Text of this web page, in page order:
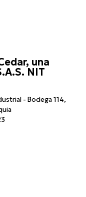
una
NIT
- Bodega 114,